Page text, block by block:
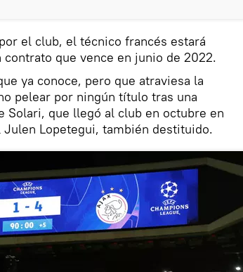
el club, el técnico francés estará
que vence en junio de 2022.
ya conoce, pero que atraviesa la
pelear por ningún título tras una
Solari, que llegó al club en octubre en
Lopetegui, también destituido.